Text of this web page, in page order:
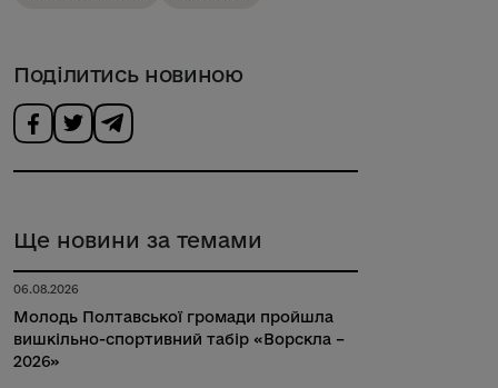
Поділитись новиною
Ще новини за темами
06.08.2026
Молодь Полтавської громади пройшла
вишкільно-спортивний табір «Ворскла –
2026»